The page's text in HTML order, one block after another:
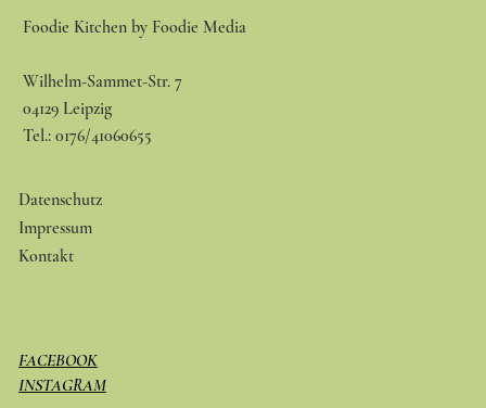
Foodie Kitchen by Foodie Media
Wilhelm-Sammet-Str. 7
04129 Leipzig
Tel.: 0176/41060655
Datenschutz
Impressum
Kontakt
FACEBOOK
INSTAGRAM